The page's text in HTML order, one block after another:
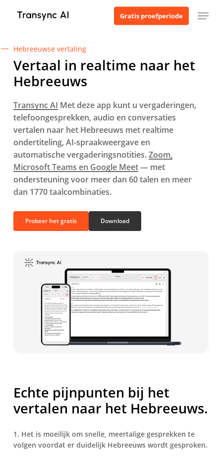
hoofdinhoud
Gratis proefperiode Menu
Hebreeuwse vertaling
Vertaal in realtime naar het
Hebreeuws
Transync AI Met deze app kunt u vergaderingen,
telefoongesprekken, audio en conversaties
vertalen naar het Hebreeuws met realtime
ondertiteling, AI-spraakweergave en
automatische vergaderingsnotities.Zoom,
Microsoft Teams en Google Meet— met
ondersteuning voor meer dan 60 talen en meer
dan 1770 taalcombinaties.
Probeer het gratis Download
Echte pijnpunten bij het
vertalen naar het Hebreeuws.
1. Het is moeilijk om snelle, meertalige gesprekken te
volgen voordat er duidelijk Hebreeuws wordt gesproken.